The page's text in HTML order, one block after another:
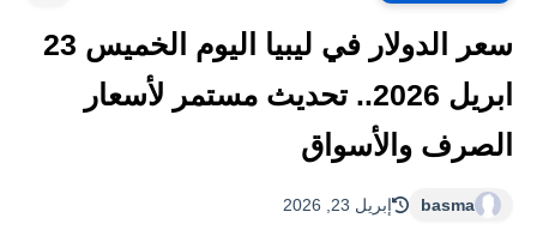
سعر الدولار في ليبيا اليوم الخميس 23
ابريل 2026.. تحديث مستمر لأسعار
الصرف والأسواق
basma إبريل 23, 2026